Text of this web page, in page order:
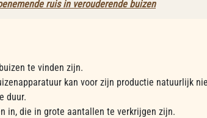
ruis in verouderende buizen
te vinden zijn.
kan voor zijn productie natuurlijk
duur.
in, die in grote aantallen te verkrijgen zijn.